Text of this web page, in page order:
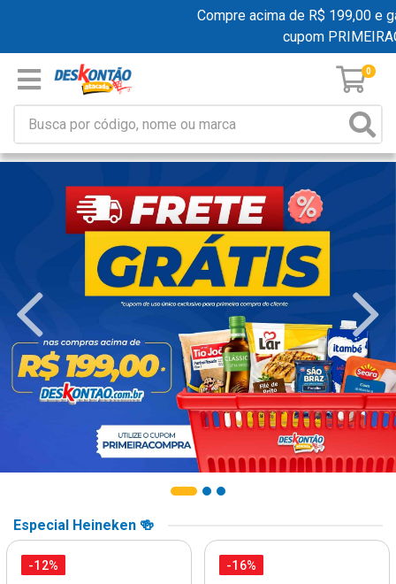
Compre acima de R$ 199,00 e
cupom
0
Especial Heineken 🍻
-12% -16%